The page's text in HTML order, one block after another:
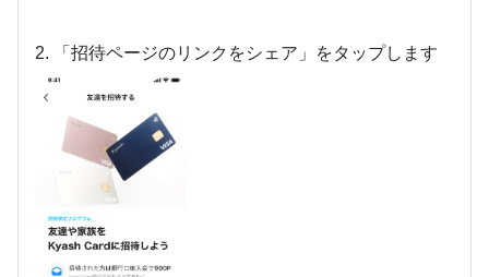
2. 「招待ページのリンクをシェア」をタップします